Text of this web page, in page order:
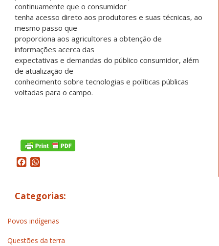
continuamente que o consumidor
tenha acesso direto aos produtores e suas técnicas, ao
mesmo passo que
proporciona aos agricultores a obtenção de
informações acerca das
expectativas e demandas do público consumidor, além
de atualização de
conhecimento sobre tecnologias e políticas públicas
voltadas para o campo.
Facebook
Categorias:
Povos indígenas
Questões da terra